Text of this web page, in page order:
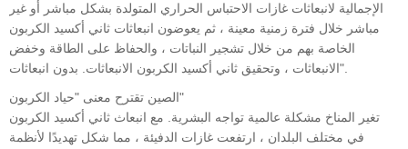
الإجمالية لانبعاثات غازات الاحتباس الحراري المتولدة بشكل مباشر أو غير
مباشر خلال فترة زمنية معينة ، ثم يعوضون انبعاثات ثاني أكسيد الكربون
الخاصة بهم من خلال تشجير النباتات ، والحفاظ على الطاقة وخفض
الانبعاثات ، وتحقيق ثاني أكسيد الكربون الانبعاثات. بدون انبعاثات".
الصين تقترح معنى "حياد الكربون"
تغير المناخ مشكلة عالمية تواجه البشرية. مع انبعاث ثاني أكسيد الكربون
في مختلف البلدان ، ارتفعت غازات الدفيئة ، مما شكل تهديدًا لأنظمة